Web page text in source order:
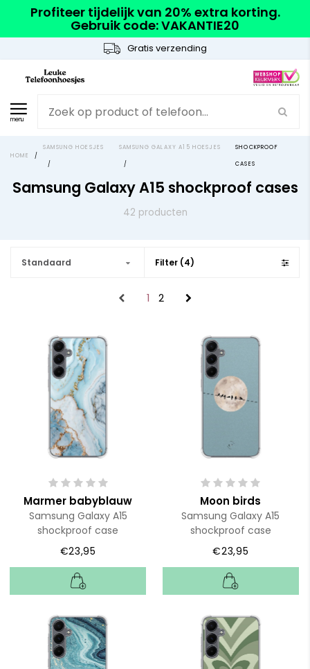
Profiteer tijdelijk van 20% extra korting.
Gebruik code: VAKANTIE20
Gratis verzending
menu
HOME /
SAMSUNG HOESJES
/
SAMSUNG GALAXY A15 HOESJES
/
SHOCKPROOF
CASES
Samsung Galaxy A15 shockproof cases
42 producten
Standaard Filter (4)
1 2
Marmer babyblauw
Samsung Galaxy A15
shockproof case
€23,95
Moon birds
Samsung Galaxy A15
shockproof case
€23,95